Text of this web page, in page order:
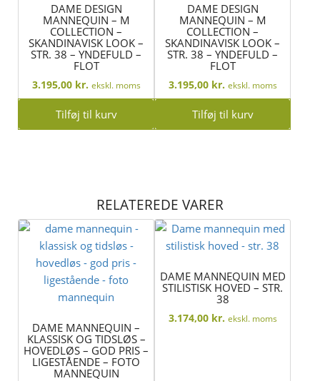
DAME DESIGN
MANNEQUIN – M
COLLECTION –
SKANDINAVISK LOOK –
STR. 38 – YNDEFULD –
FLOT
3.195,00 kr. ekskl. moms
Tilføj til kurv
DAME DESIGN
MANNEQUIN – M
COLLECTION –
SKANDINAVISK LOOK –
STR. 38 – YNDEFULD –
FLOT
3.195,00 kr. ekskl. moms
Tilføj til kurv
RELATEREDE VARER
DAME MANNEQUIN –
KLASSISK OG TIDSLØS –
HOVEDLØS – GOD PRIS –
LIGESTÅENDE – FOTO
MANNEQUIN
DAME MANNEQUIN MED
STILISTISK HOVED – STR.
38
3.174,00 kr. ekskl. moms